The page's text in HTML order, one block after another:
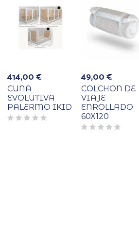
414,00€
CUNA
EVOLUTIVA
PALERMO IKID
49,00€
COLCHON DE
VIAJE
ENROLLADO
60X120